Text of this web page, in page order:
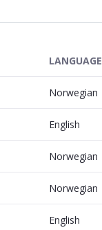
LANGUAGE
Norwegian
English
Norwegian
Norwegian
English